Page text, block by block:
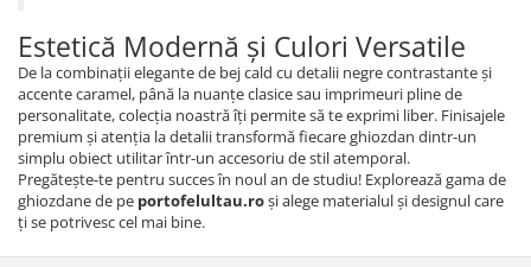
Estetică Modernă și Culori Versatile
De la combinații elegante de bej cald cu detalii negre contrastante și
accente caramel, până la nuanțe clasice sau imprimeuri pline de
personalitate, colecția noastră îți permite să te exprimi liber. Finisajele
premium și atenția la detalii transformă fiecare ghiozdan dintr-un
simplu obiect utilitar într-un accesoriu de stil atemporal.
Pregătește-te pentru succes în noul an de studiu! Explorează gama de
ghiozdane de pe portofelultau.roși alege materialul și designul care
ți se potrivesc cel mai bine.